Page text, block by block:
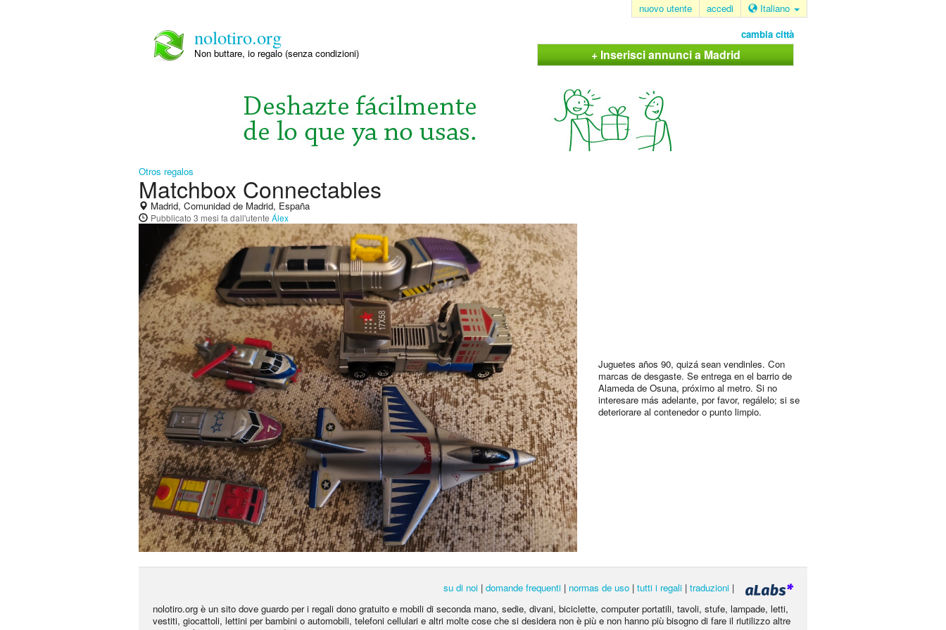
nuovo utente accedi Italiano
nolotiro.org
Non buttare, io regalo (senza condizioni)
cambia città
+ Inserisci annunci a Madrid
Otros regalos
Matchbox Connectables
Madrid, Comunidad de Madrid, España
Pubblicato 3 mesi fa dall'utente Álex
Juguetes años 90, quizá sean vendinles. Con
marcas de desgaste. Se entrega en el barrio de
Alameda de Osuna, próximo al metro. Si no
interesare más adelante, por favor, regálelo; si se
deteriorare al contenedor o punto limpio.
su di noi | domande frequenti | normas de uso | tutti i regali | traduzioni |
nolotiro.org è un sito dove guardo per i regali dono gratuito e mobili di seconda mano, sedie, divani, biciclette, computer portatili, tavoli, stufe, lampade, letti,
vestiti, giocattoli, lettini per bambini o automobili, telefoni cellulari e altri molte cose che si desidera non è più e non hanno più bisogno di fare il riutilizzo altre